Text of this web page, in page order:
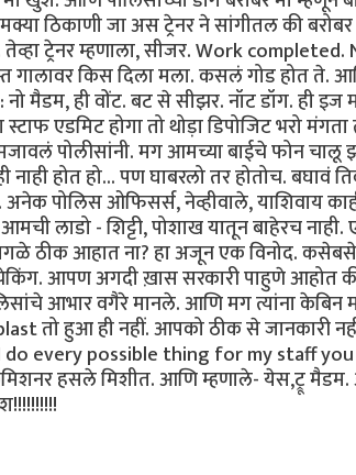
ठिकाणी जा अस ट्रेनर ने सांगीतल की बरोबर
ट्रेनर म्हणाला, सीजर. Work
गालावर किस दिला मला. कसलं गोड होत ते.
मैडम, ही वोंट. बट से सीझर. नॉट डॉग. ही इज
एडमिट होगा तो थोड़ा डिपोजिट भरो
पोलीसांनी. मग आमच्या बाईचे फोन चालू
होत हो... पण घाबरलो तर होतोच. बघावं
पोलिस ओफिसर्स, नेव्हीवाले, याशिवाय
लाडो - शिट्टी, पोशाख यातून बाहेरच
ठीक आहात ना? हा अजून एक विनोद. कसेबसे
चेकिंग. आपण अगदी ख़ास सरकारी पाहुणे आहोत
आभार वगैरे मानले. आणि मग त्यांना केबिन
तो हुआ ही नहीं. आपको ठीक से जानकारी
do every possible thing for my staff
हसले मिशीत. आणि म्हणाले- येस,ट्रू